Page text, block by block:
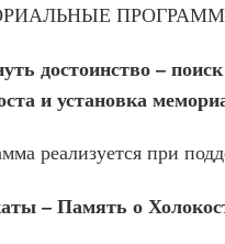
достоинство –
и установка
реализуется при
– Память о